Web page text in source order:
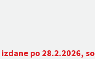
po 28.2.2026, so